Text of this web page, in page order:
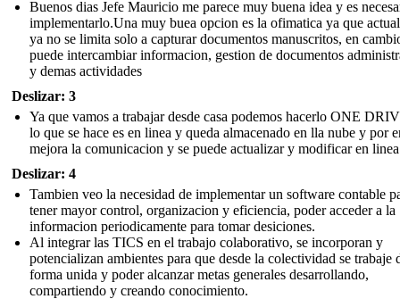
Buenos dias Jefe Mauricio me parece muy buena idea y es
implementarlo.Una muy buea opcion es la ofimatica ya que
ya no se limita solo a capturar documentos manuscritos, en
puede intercambiar informacion, gestion de documentos
y demas actividades
Deslizar: 3
Ya que vamos a trabajar desde casa podemos hacerlo ONE
lo que se hace es en linea y queda almacenado en lla nube y por
mejora la comunicacion y se puede actualizar y modificar en linea
Deslizar: 4
Tambien veo la necesidad de implementar un software contable
tener mayor control, organizacion y eficiencia, poder acceder a la
informacion periodicamente para tomar desiciones.
Al integrar las TICS en el trabajo colaborativo, se incorporan y
potencializan ambientes para que desde la colectividad se trabaje
forma unida y poder alcanzar metas generales desarrollando,
compartiendo y creando conocimiento.